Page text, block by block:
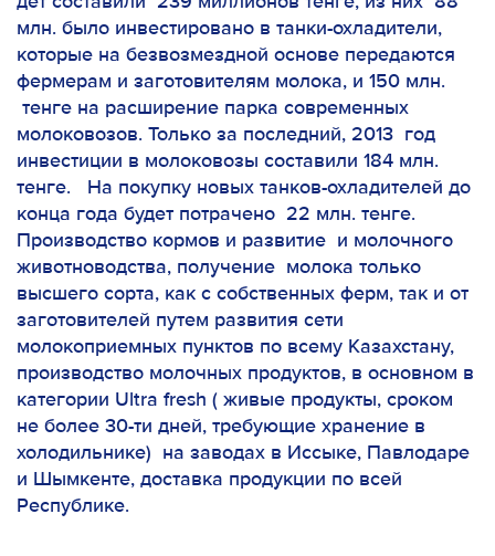
млн. было инвестировано в танки-охладители,
которые на безвозмездной основе передаются
фермерам и заготовителям молока, и 150 млн.
тенге на расширение парка современных
молоковозов. Только за последний, 2013 год
инвестиции в молоковозы составили 184 млн.
тенге. На покупку новых танков-охладителей до
конца года будет потрачено 22 млн. тенге.
Производство кормов и развитие и молочного
животноводства, получение молока только
высшего сорта, как с собственных ферм, так и от
заготовителей путем развития сети
молокоприемных пунктов по всему Казахстану,
производство молочных продуктов, в основном в
категории Ultra fresh ( живые продукты, сроком
не более 30-ти дней, требующие хранение в
холодильнике) на заводах в Иссыке, Павлодаре
и Шымкенте, доставка продукции по всей
Республике.